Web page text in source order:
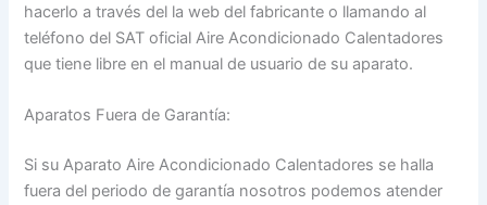
hacerlo a través del la web del fabricante o llamando al
teléfono del SAT oficial Aire Acondicionado Calentadores
que tiene libre en el manual de usuario de su aparato.
Aparatos Fuera de Garantía:
Si su Aparato Aire Acondicionado Calentadores se halla
fuera del periodo de garantía nosotros podemos atender